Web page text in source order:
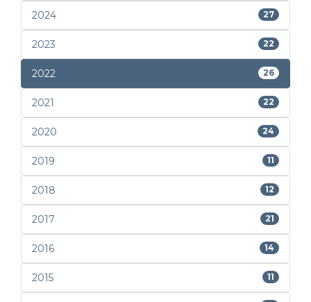
2024 27
2023 22
2022 26
2021 22
2020 24
2019 11
2018 12
2017 21
2016 14
2015 11